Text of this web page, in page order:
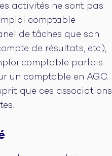
activités ne sont pas
comptable
de tâches que son
de résultats, etc.),
comptable parfois
un comptable en AGC.
que ces associations